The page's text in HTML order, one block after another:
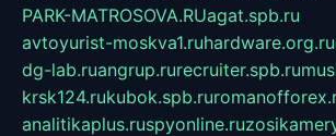
PARK-MATROSOVA.RUagat.spb.ru
avtoyurist-moskva1.ruhardware.org.ru
dg-lab.ruangrup.rurecruiter.spb.ru
krsk124.rukubok.spb.ru
analitikaplus.ruspyonline.ru